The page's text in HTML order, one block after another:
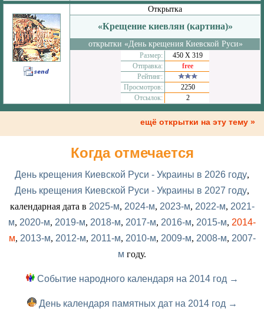
Открытка
«Крещение киевлян (картина)»
открытки «День крещения Киевской Руси»
Размер:
450 Х 319
Отправка:
free
Рейтинг:
Просмотров:
2250
Отсылок:
2
ещё открытки на эту тему »
Когда отмечается
День крещения Киевской Руси - Украины в 2026 году,
День крещения Киевской Руси - Украины в 2027 году,
календарная дата в 2025-м, 2024-м, 2023-м, 2022-м, 2021-
м, 2020-м, 2019-м, 2018-м, 2017-м, 2016-м, 2015-м, 2014-
м, 2013-м, 2012-м, 2011-м, 2010-м, 2009-м, 2008-м, 2007-
м году.
Событие народного календаря на 2014 год →
День календаря памятных дат на 2014 год →